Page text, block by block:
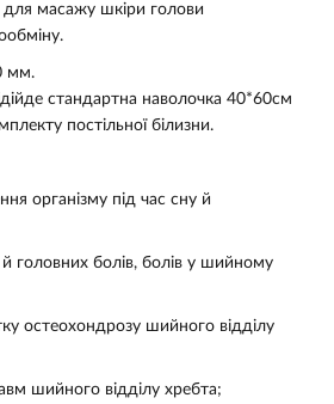
масажу шкіри голови
мм.
стандартна наволочка 40*60см
постільної білизни.
організму під час сну й
головних болів, болів у шийному
остеохондрозу шийного відділу
шийного відділу хребта;